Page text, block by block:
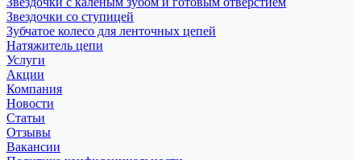
Звездочки со ступицей
Зубчатое колесо для ленточных цепей
Натяжитель цепи
Услуги
Акции
Компания
Новости
Статьи
Отзывы
Вакансии